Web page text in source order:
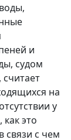
и
судом
на
у
это
связи с чем